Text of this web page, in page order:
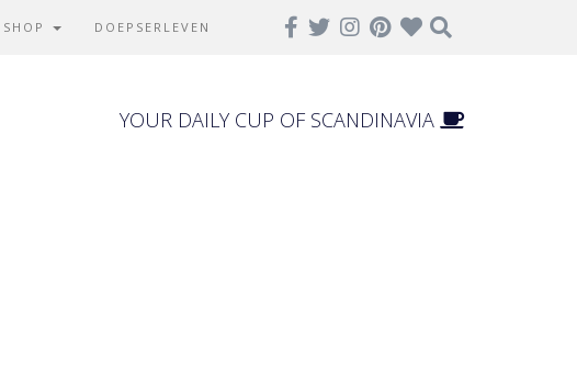
YOUR DAILY CUP OF SCANDINAVIA
SHOP DOEPSERLEVEN